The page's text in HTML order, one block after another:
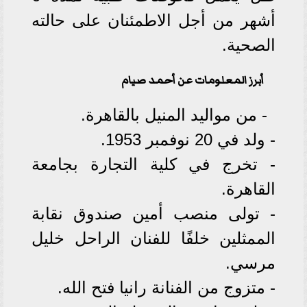
أشهر من أجل الاطمئنان على حالته
الصحية.
أبرز المعلومات عن أحمد صيام
- من مواليد المنيل بالقاهرة.
- ⁠ولد في 20 نوفمبر 1953.
- ⁠تخرج في كلية التجارة بجامعة
القاهرة.
- تولى منصب أمين صندوق نقابة
الممثلين خلفًا للفنان الراحل خليل
مرسي.
- متزوج من الفنانة رانيا فتح الله.